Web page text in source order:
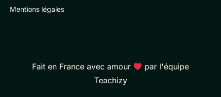
Mentions légales
Fait en France avec amour
par l'équipe
Teachizy